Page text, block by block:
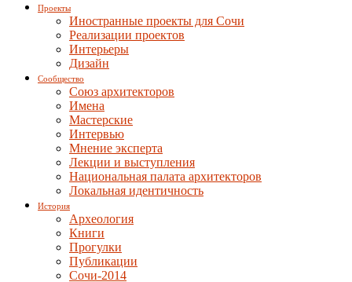
Проекты
Иностранные проекты для Сочи
Реализации проектов
Интерьеры
Дизайн
Сообщество
Союз архитекторов
Имена
Мастерские
Интервью
Мнение эксперта
Лекции и выступления
Национальная палата архитекторов
Локальная идентичность
История
Археология
Книги
Прогулки
Публикации
Сочи-2014